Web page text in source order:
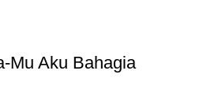
Mu Aku Bahagia